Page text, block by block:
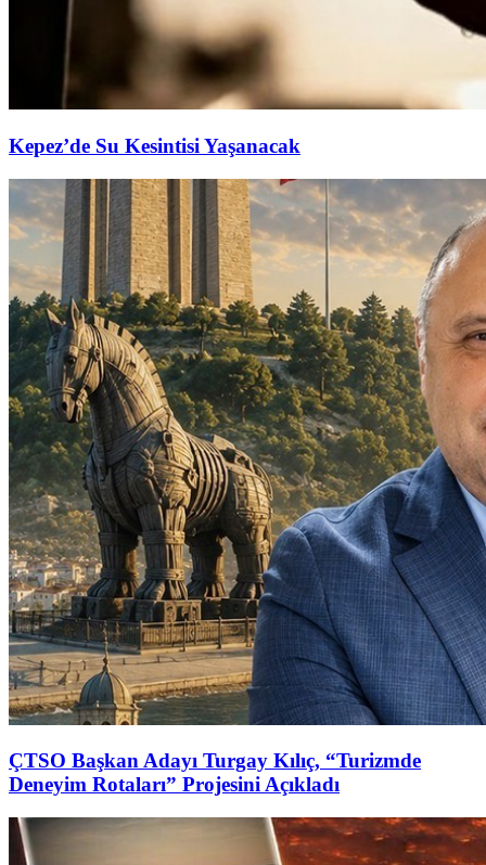
Kepez’de Su Kesintisi Yaşanacak
ÇTSO Başkan Adayı Turgay Kılıç, “Turizmde
Deneyim Rotaları” Projesini Açıkladı